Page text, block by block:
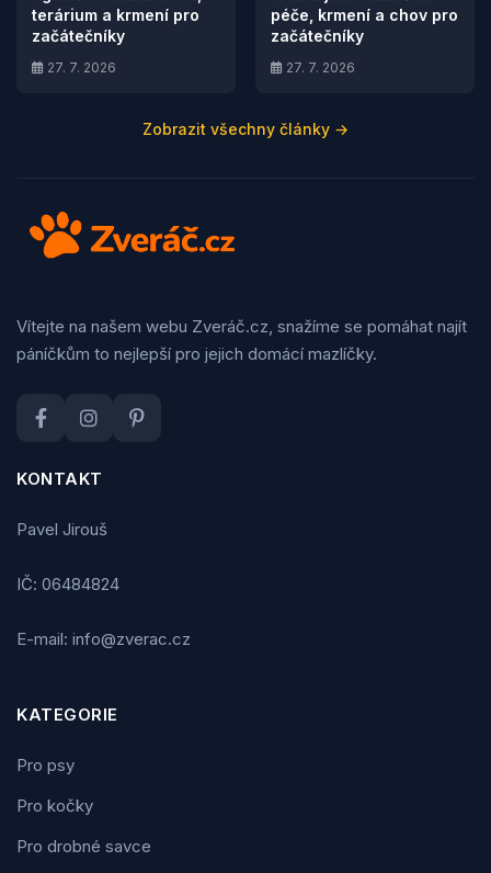
terárium a krmení pro
začátečníky
27. 7. 2026
péče, krmení a chov pro
začátečníky
27. 7. 2026
Zobrazit všechny články →
Vítejte na našem webu Zveráč.cz, snažíme se pomáhat najít
páníčkům to nejlepší pro jejich domácí mazlíčky.
KONTAKT
Pavel Jirouš
IČ: 06484824
E-mail: info@zverac.cz
KATEGORIE
Pro psy
Pro kočky
Pro drobné savce